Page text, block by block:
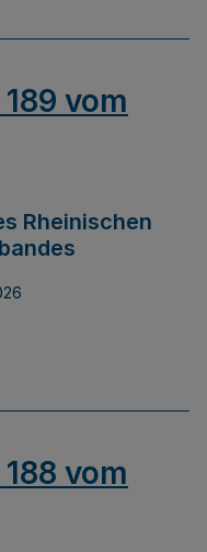
vom
Rheinischen
vom